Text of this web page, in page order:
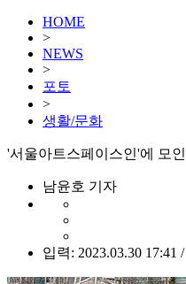
HOME
>
NEWS
>
포토
>
생활/문화
'서울아트스페이스인'에 모
남윤호 기자
입력: 2023.03.30 17:41